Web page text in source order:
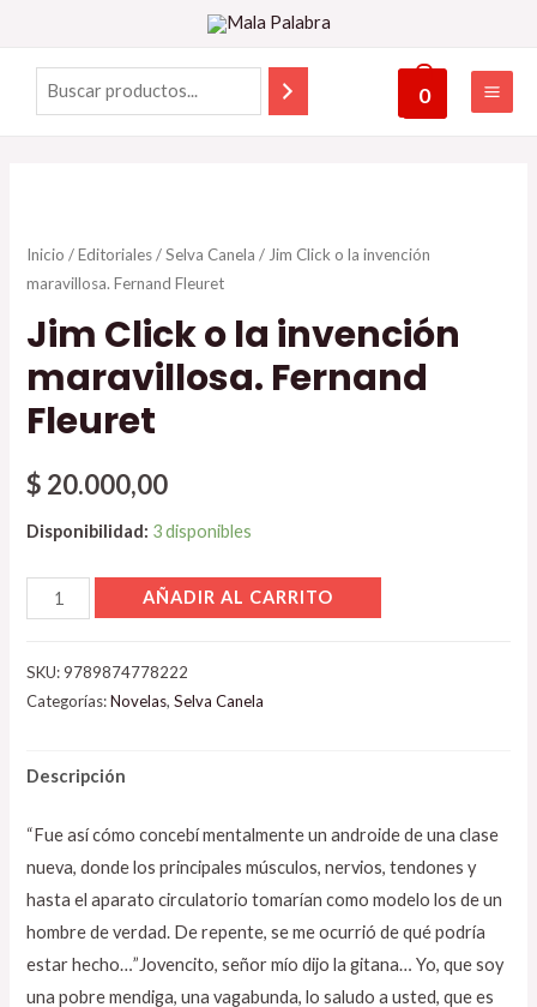
0
Inicio /Editoriales/Selva Canela / Jim Click o la invención
maravillosa. Fernand Fleuret
Jim Click o la invención
maravillosa. Fernand
Fleuret
$ 20.000,00
Disponibilidad: 3 disponibles
AÑADIR AL CARRITO
SKU:9789874778222
Categorías:Novelas,Selva Canela
Descripción
“Fue así cómo concebí mentalmente un androide de una clase
nueva, donde los principales músculos, nervios, tendones y
hasta el aparato circulatorio tomarían como modelo los de un
hombre de verdad. De repente, se me ocurrió de qué podría
estar hecho…”Jovencito, señor mío dijo la gitana… Yo, que soy
una pobre mendiga, una vagabunda, lo saludo a usted, que es